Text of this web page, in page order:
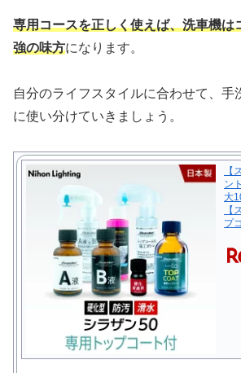
専用コースを正しく使えば、洗車機は
強の味方になります。
自分のライフスタイルに合わせて、手
に使い分けていきましょう。
【
ン
大
【
プ